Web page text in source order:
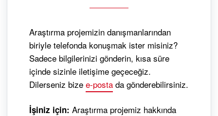
Araştırma projemizin danışmanlarından
biriyle telefonda konuşmak ister misiniz?
Sadece bilgilerinizi gönderin, kısa süre
içinde sizinle iletişime geçeceğiz.
Dilerseniz bize e-posta da gönderebilirsiniz.
İşiniz için: Araştırma projemiz hakkında